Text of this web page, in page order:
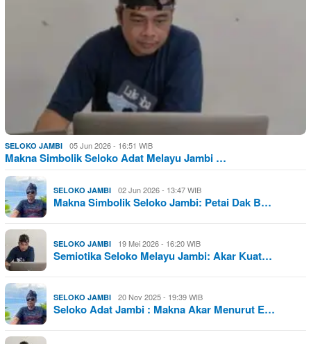
SELOKO JAMBI 05 Jun 2026 - 16:51 WIB
Makna Simbolik Seloko Adat Melayu Jambi …
SELOKO JAMBI 02 Jun 2026 - 13:47 WIB
Makna Simbolik Seloko Jambi: Petai Dak B…
SELOKO JAMBI 19 Mei 2026 - 16:20 WIB
Semiotika Seloko Melayu Jambi: Akar Kuat…
SELOKO JAMBI 20 Nov 2025 - 19:39 WIB
Seloko Adat Jambi : Makna Akar Menurut E…